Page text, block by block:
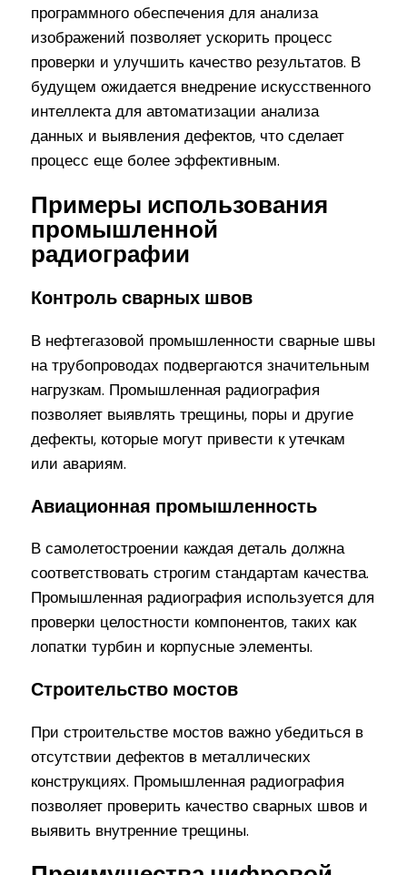
программного обеспечения для анализа
изображений позволяет ускорить процесс
проверки и улучшить качество результатов. В
будущем ожидается внедрение искусственного
интеллекта для автоматизации анализа
данных и выявления дефектов, что сделает
процесс еще более эффективным.
Примеры использования
промышленной
радиографии
Контроль сварных швов
В нефтегазовой промышленности сварные швы
на трубопроводах подвергаются значительным
нагрузкам. Промышленная радиография
позволяет выявлять трещины, поры и другие
дефекты, которые могут привести к утечкам
или авариям.
Авиационная промышленность
В самолетостроении каждая деталь должна
соответствовать строгим стандартам качества.
Промышленная радиография используется для
проверки целостности компонентов, таких как
лопатки турбин и корпусные элементы.
Строительство мостов
При строительстве мостов важно убедиться в
отсутствии дефектов в металлических
конструкциях. Промышленная радиография
позволяет проверить качество сварных швов и
выявить внутренние трещины.